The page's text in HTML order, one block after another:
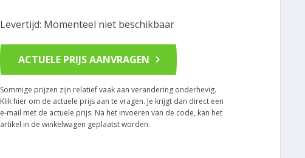
Levertijd: Momenteel niet beschikbaar
ACTUELE PRIJS AANVRAGEN
Sommige prijzen zijn relatief vaak aan verandering onderhevig.
Klik hier om de actuele prijs aan te vragen. Je krijgt dan direct een
e-mail met de actuele prijs. Na het invoeren van de code, kan het
artikel in de winkelwagen geplaatst worden.